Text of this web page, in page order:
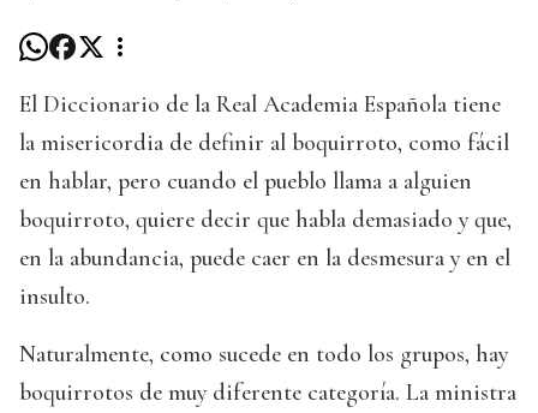
El Diccionario de la Real Academia Española tiene
la misericordia de definir al boquirroto, como fácil
en hablar, pero cuando el pueblo llama a alguien
boquirroto, quiere decir que habla demasiado y que,
en la abundancia, puede caer en la desmesura y en el
insulto.
Naturalmente, como sucede en todo los grupos, hay
boquirrotos de muy diferente categoría. La ministra